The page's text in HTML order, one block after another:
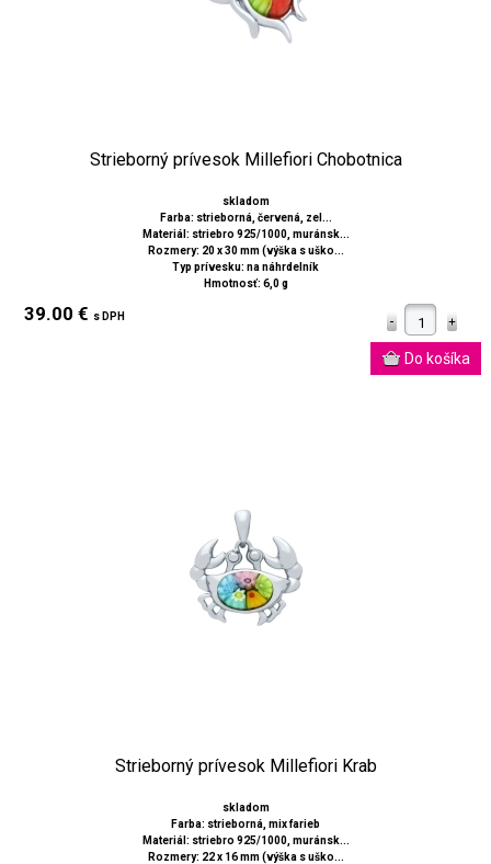
Strieborný prívesok Millefiori Chobotnica
skladom
Farba: strieborná, červená, zel...
Materiál: striebro 925/1000, muránsk...
Rozmery: 20 x 30 mm (výška s uško...
Typ prívesku: na náhrdelník
Hmotnosť: 6,0 g
39.00 € s DPH
Strieborný prívesok Millefiori Krab
skladom
Farba: strieborná, mix farieb
Materiál: striebro 925/1000, muránsk...
Rozmery: 22 x 16 mm (výška s uško...